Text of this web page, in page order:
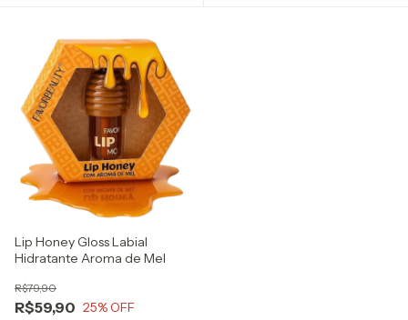
Lip Honey Gloss Labial
Hidratante Aroma de Mel
R$59,90
R$79,90
25% OFF